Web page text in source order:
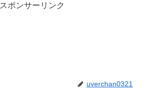
スポンサーリンク
uverchan0321